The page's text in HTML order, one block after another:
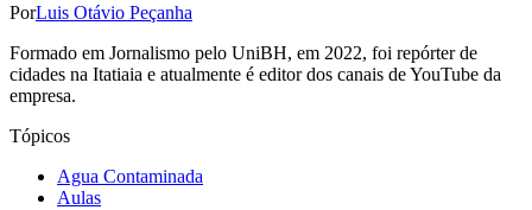
PorLuis Otávio Peçanha
Formado em Jornalismo pelo UniBH, em 2022, foi repórter de
cidades na Itatiaia e atualmente é editor dos canais de YouTube da
empresa.
Tópicos
Agua Contaminada
Aulas